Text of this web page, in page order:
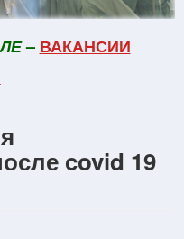
– ВАКАНСИИ
covid 19